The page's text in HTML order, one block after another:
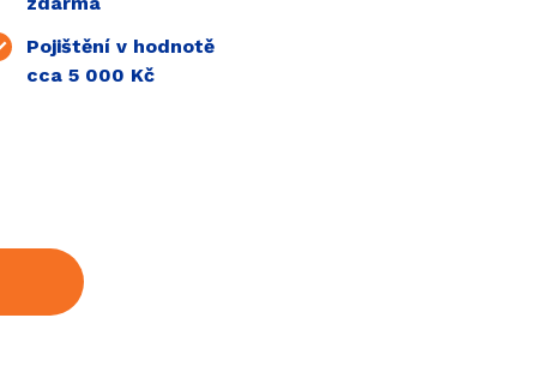
Pojištění v hodnotě
cca 5 000 Kč